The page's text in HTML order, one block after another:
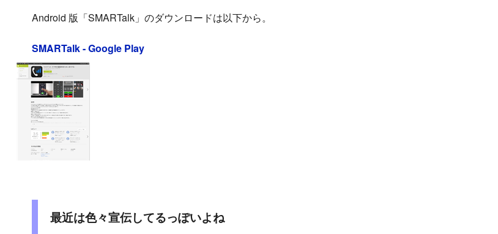
Android 版「SMARTalk」のダウンロードは以下から。
SMARTalk - Google Play
最近は色々宣伝してるっぽいよね